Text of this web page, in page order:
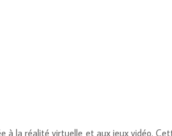
à la réalité virtuelle et aux jeux vidéo.